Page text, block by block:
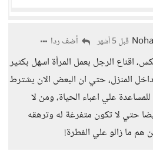
قبل 5 أشهر أضف ردا
اقناع الرجل بعمل المرأة اسهل بكثير
المنزل، حتي ان البعض الان يشترط
علي اعباء الحياة، ومن لا
حتي لا تكون متفرغة له وترهقه
هم ما زالو علي الفطرة!